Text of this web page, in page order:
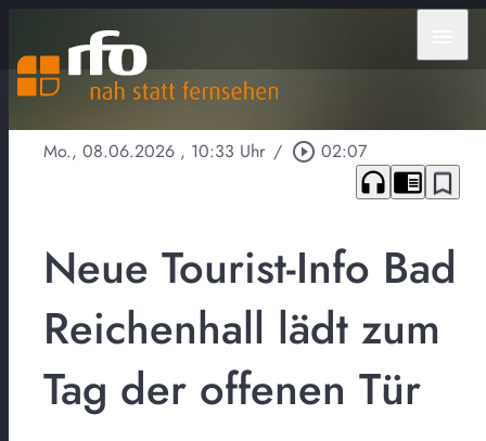
Mo., 08.06.2026 , 10:33 Uhr / play_circle_outline 02:07
headphones chrome_reader_mode bookmark_border
Neue Tourist-Info Bad
Reichenhall lädt zum
Tag der offenen Tür